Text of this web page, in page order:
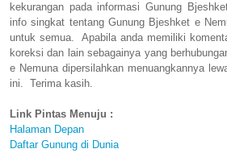
kekurangan pada informasi Gunung
info singkat tentang Gunung Bjeshket e
untuk semua. Apabila anda memiliki
koreksi dan lain sebagainya yang
e Nemuna dipersilahkan menuangkannya
ini. Terima kasih.
Link Pintas Menuju :
Halaman Depan
Daftar Gunung di Dunia